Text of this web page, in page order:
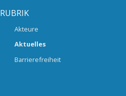
RUBRIK
Akteure
Aktuelles
Barrierefreiheit